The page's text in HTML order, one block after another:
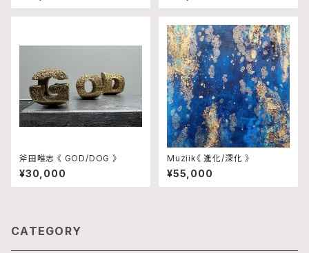
斧田唯志 《 GOD/DOG 》
¥30,000
Muziik《 進化/深化 》
¥55,000
CATEGORY